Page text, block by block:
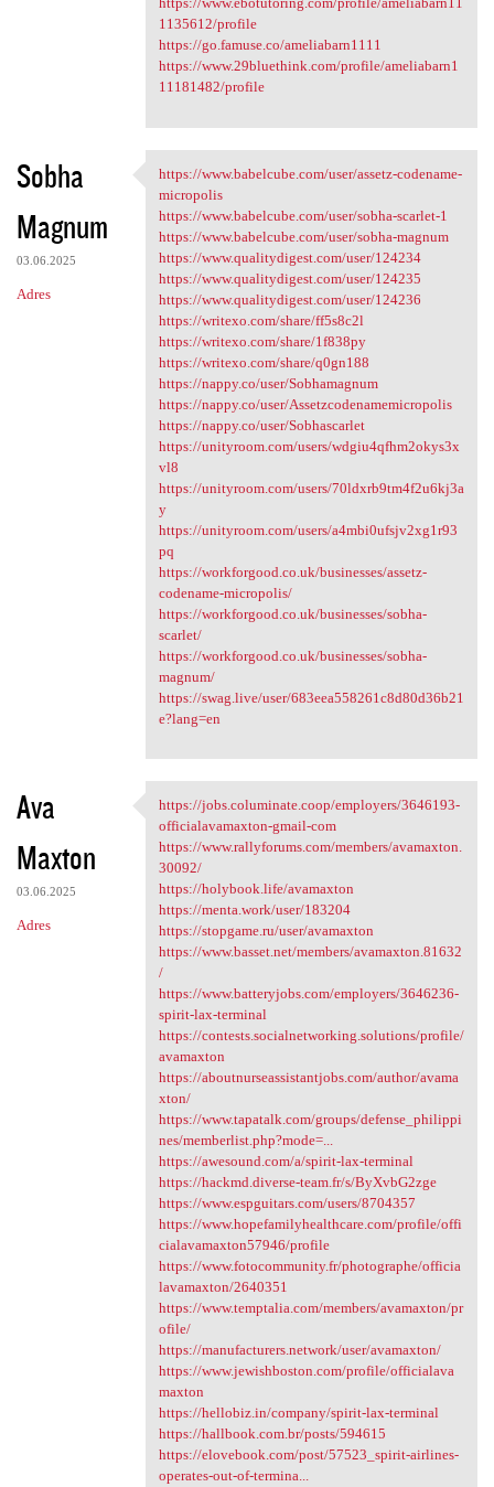
1135612/profile
https://go.famuse.co/ameliabarn1111
https://www.29bluethink.com/profile/ameliabarn1
11181482/profile
Sobha
Magnum
03.06.2025
Adres
https://www.babelcube.com
https://www.babelcube.com/user/assetz-codename-
micropolis
https://www.babelcube.com/user/sobha-scarlet-1
https://www.babelcube.com/user/sobha-magnum
https://www.qualitydigest.com/user/124234
https://www.qualitydigest.com/user/124235
https://www.qualitydigest.com/user/124236
https://writexo.com/share/ff5s8c2l
https://writexo.com/share/1f838py
https://writexo.com/share/q0gn188
https://nappy.co/user/Sobhamagnum
https://nappy.co/user/Assetzcodenamemicropolis
https://nappy.co/user/Sobhascarlet
https://unityroom.com/users/wdgiu4qfhm2okys3x
vl8
https://unityroom.com/users/70ldxrb9tm4f2u6kj3a
y
https://unityroom.com/users/a4mbi0ufsjv2xg1r93
pq
https://workforgood.co.uk/businesses/assetz-
codename-micropolis/
https://workforgood.co.uk/businesses/sobha-
scarlet/
https://workforgood.co.uk/businesses/sobha-
magnum/
https://swag.live/user/683eea558261c8d80d36b21
e?lang=en
Ava
Maxton
03.06.2025
Adres
https://jobs.columinate.coop
https://jobs.columinate.coop/employers/3646193-
officialavamaxton-gmail-com
https://www.rallyforums.com/members/avamaxton.
30092/
https://holybook.life/avamaxton
https://menta.work/user/183204
https://stopgame.ru/user/avamaxton
https://www.basset.net/members/avamaxton.81632
/
https://www.batteryjobs.com/employers/3646236-
spirit-lax-terminal
https://contests.socialnetworking.solutions/profile/
avamaxton
https://aboutnurseassistantjobs.com/author/avama
xton/
https://www.tapatalk.com/groups/defense_philippi
nes/memberlist.php?mode=...
https://awesound.com/a/spirit-lax-terminal
https://hackmd.diverse-team.fr/s/ByXvbG2zge
https://www.espguitars.com/users/8704357
https://www.hopefamilyhealthcare.com/profile/offi
cialavamaxton57946/profile
https://www.fotocommunity.fr/photographe/officia
lavamaxton/2640351
https://www.temptalia.com/members/avamaxton/pr
ofile/
https://manufacturers.network/user/avamaxton/
https://www.jewishboston.com/profile/officialava
maxton
https://hellobiz.in/company/spirit-lax-terminal
https://hallbook.com.br/posts/594615
https://elovebook.com/post/57523_spirit-airlines-
operates-out-of-termina...